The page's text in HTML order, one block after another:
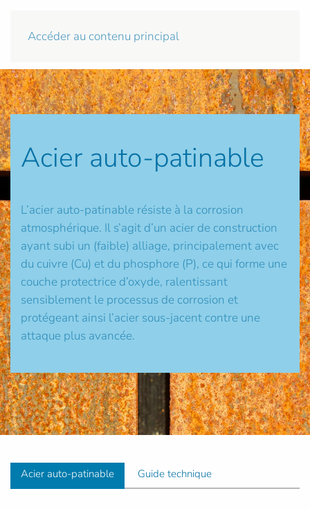
Accéder au contenu principal
Acier auto-patinable
L’acier auto-patinable résiste à la corrosion
atmosphérique. Il s’agit d’un acier de construction
ayant subi un (faible) alliage, principalement avec
du cuivre (Cu) et du phosphore (P), ce qui forme une
couche protectrice d’oxyde, ralentissant
sensiblement le processus de corrosion et
protégeant ainsi l’acier sous-jacent contre une
attaque plus avancée.
Acier auto-patinable Guide technique